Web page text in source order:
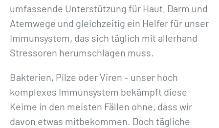
umfassende Unterstützung für Haut, Darm und
Atemwege und gleichzeitig ein Helfer für unser
Immunsystem, das sich täglich mit allerhand
Stressoren herumschlagen muss.
Bakterien, Pilze oder Viren – unser hoch
komplexes Immunsystem bekämpft diese
Keime in den meisten Fällen ohne, dass wir
davon etwas mitbekommen. Doch tägliche